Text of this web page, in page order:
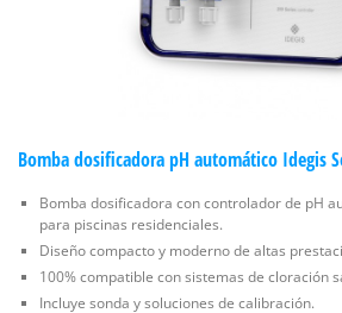
Bomba dosificadora pH automático Idegis
Bomba dosificadora con controlador de pH
para piscinas residenciales.
Diseño compacto y moderno de altas
100% compatible con sistemas de cloración
Incluye sonda y soluciones de calibración.